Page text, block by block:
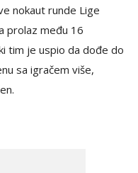
nokaut runde Lige
prolaz među 16
tim je uspio da dođe do
sa igračem više,